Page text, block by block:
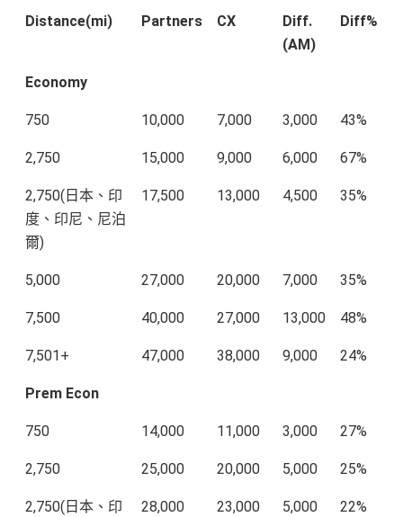
Distance(mi) Partners CX
Diff.
(AM)
Diff%
Economy
750 10,000 7,000 3,000 43%
2,750 15,000 9,000 6,000 67%
2,750(日本、印
度、印尼、尼泊
爾)
17,500 13,000 4,500 35%
5,000 27,000 20,000 7,000 35%
7,500 40,000 27,000 13,000 48%
7,501+ 47,000 38,000 9,000 24%
Prem Econ
750 14,000 11,000 3,000 27%
2,750 25,000 20,000 5,000 25%
2,750(日本、印 28,000 23,000 5,000 22%